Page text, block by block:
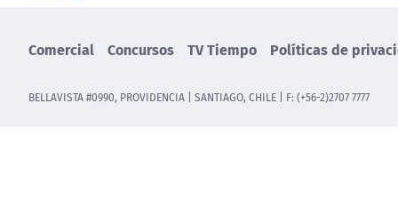
Comercial Concursos TV Tiempo Políticas de
BELLAVISTA #0990, PROVIDENCIA | SANTIAGO, CHILE | F: (+56-2)2707 7777